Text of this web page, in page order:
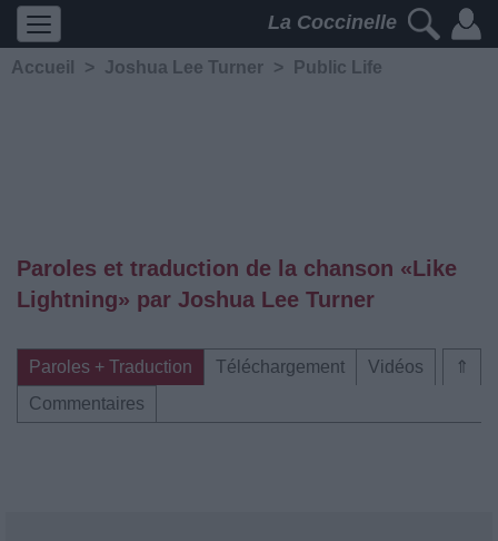
La Coccinelle
Accueil > Joshua Lee Turner > Public Life
Paroles et traduction de la chanson «Like
Lightning» par Joshua Lee Turner
⇑
Paroles + Traduction Téléchargement
Vidéos
Commentaires